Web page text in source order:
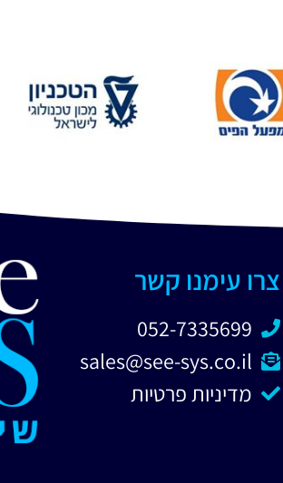
צרו עימנו קשר
052-7335699
sales@see-sys.co.il
מדיניות פרטיות